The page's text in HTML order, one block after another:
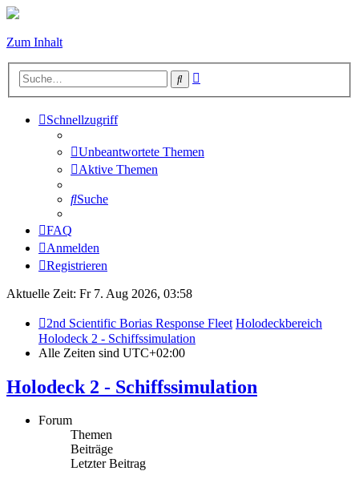
Zum Inhalt
Suche
Schnellzugriff
Unbeantwortete Themen
Aktive Themen
Suche
FAQ
Anmelden
Registrieren
Aktuelle Zeit: Fr 7. Aug 2026, 03:58
2nd Scientific Borias Response Fleet Holodeckbereich
Holodeck 2 - Schiffssimulation
Alle Zeiten sind UTC+02:00
Holodeck 2 - Schiffssimulation
Forum
Themen
Beiträge
Letzter Beitrag